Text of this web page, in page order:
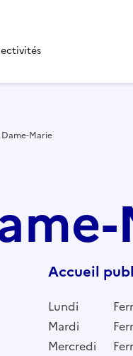
Dame-Marie
Accueil
Lundi
Mardi
Mercredi